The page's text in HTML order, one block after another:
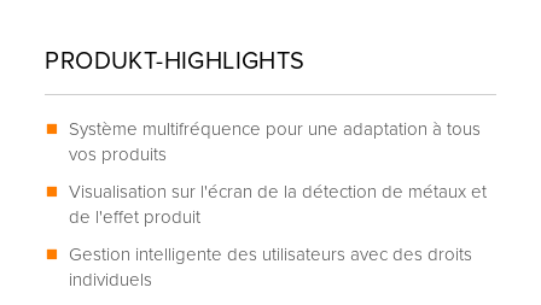
PRODUKT-HIGHLIGHTS
Système multifréquence pour une adaptation à tous
vos produits
Visualisation sur l'écran de la détection de métaux et
de l'effet produit
Gestion intelligente des utilisateurs avec des droits
individuels